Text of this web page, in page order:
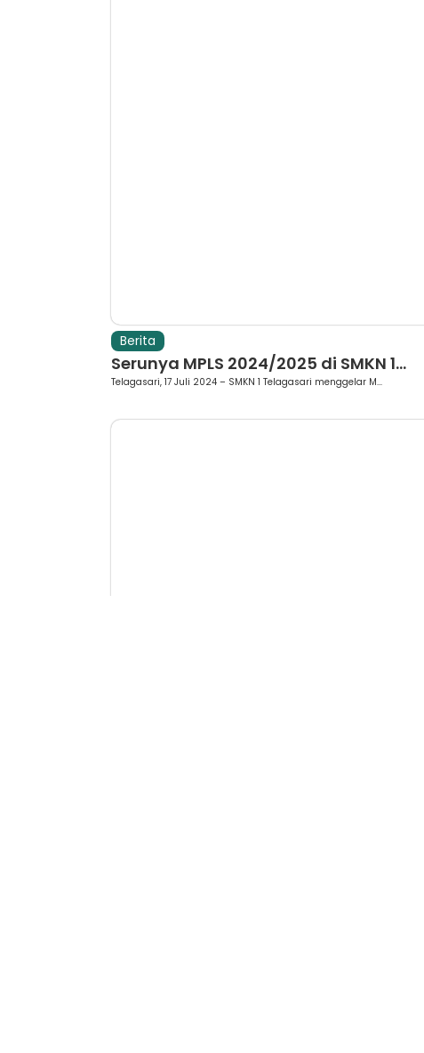
Berita
Serunya MPLS 2024/2025 di SMKN 1...
Telagasari, 17 Juli 2024 – SMKN 1 Telagasari menggelar M...